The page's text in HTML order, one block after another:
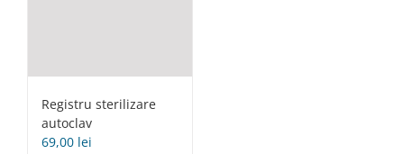
Registru sterilizare
autoclav
69,00 lei